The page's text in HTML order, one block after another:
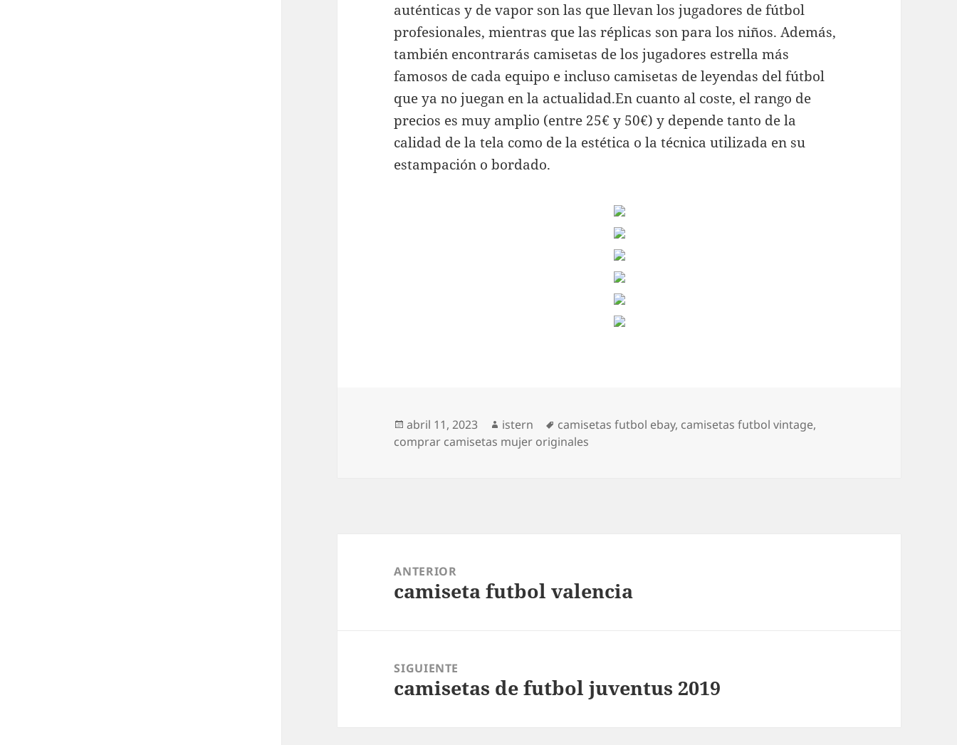
auténticas y de vapor son las que llevan los jugadores de fútbol
profesionales, mientras que las réplicas son para los niños. Además,
también encontrarás camisetas de los jugadores estrella más
famosos de cada equipo e incluso camisetas de leyendas del fútbol
que ya no juegan en la actualidad.En cuanto al coste, el rango de
precios es muy amplio (entre 25€ y 50€) y depende tanto de la
calidad de la tela como de la estética o la técnica utilizada en su
estampación o bordado.
Publicado
el
abril 11, 2023 Autor
istern Etiquetas
camisetas futbol ebay, camisetas futbol vintage,
comprar camisetas mujer originales
entradas
ANTERIOR
Entrada
camiseta futbol valencia
SIGUIENTE
Entrada
camisetas de futbol juventus 2019